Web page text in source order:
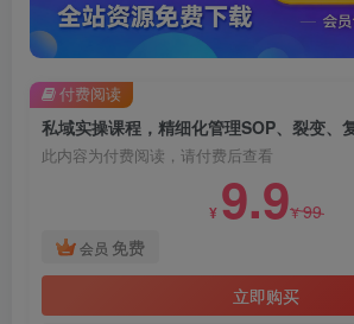
此内容为付费阅读，请付费后查看
¥ 9.9¥99
会员 免费
立即购买
付费阅读